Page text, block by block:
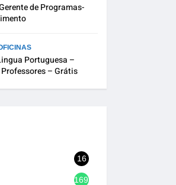
de Programas-
Portuguesa –
– Grátis
16
1692